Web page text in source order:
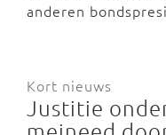
anderen
Kort nieuws
Justitie